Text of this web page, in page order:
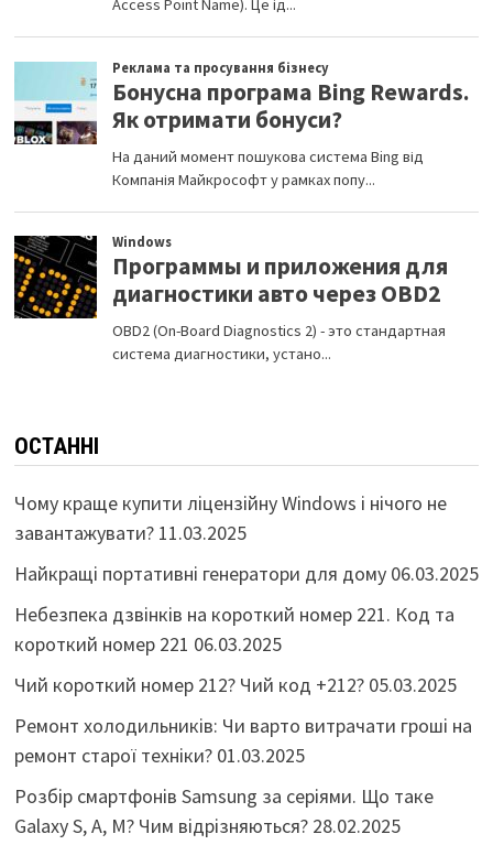
ОСТАННІ
Чому краще купити ліцензійну Windows і нічого не
завантажувати? 11.03.2025
Найкращі портативні генератори для дому 06.03.2025
Небезпека дзвінків на короткий номер 221. Код та
короткий номер 221 06.03.2025
Чий короткий номер 212? Чий код +212? 05.03.2025
Ремонт холодильників: Чи варто витрачати гроші на
ремонт старої техніки? 01.03.2025
Розбір смартфонів Samsung за серіями. Що таке
Galaxy S, A, M? Чим відрізняються? 28.02.2025